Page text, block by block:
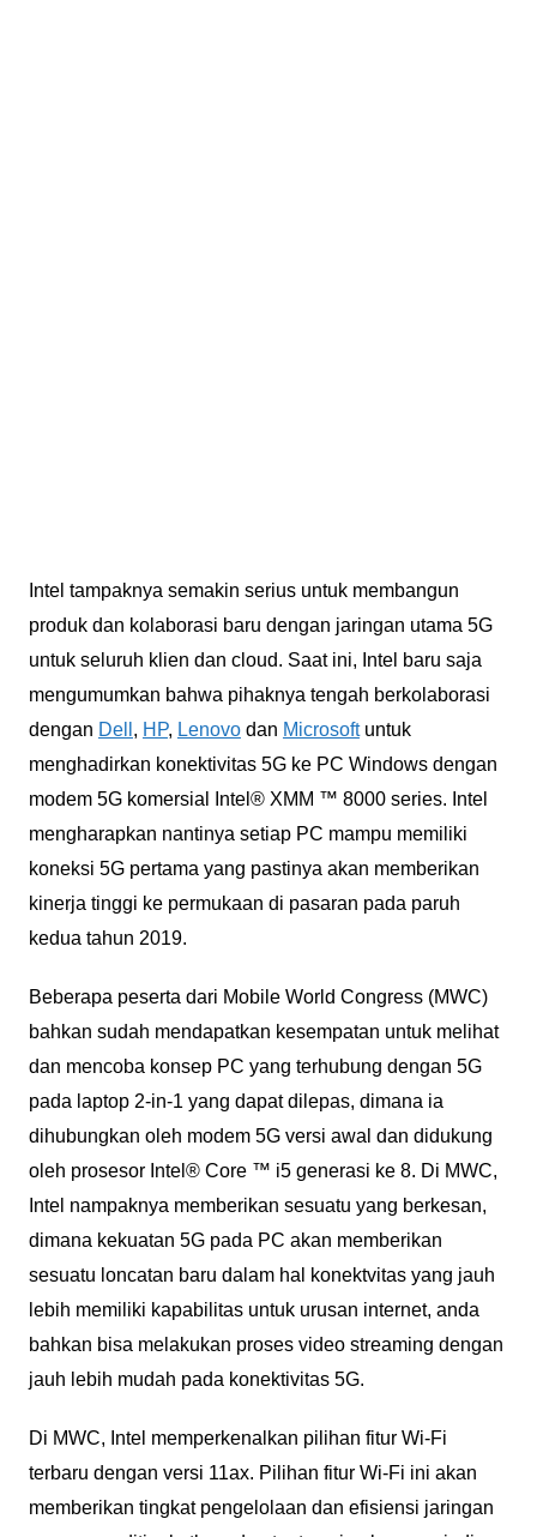
Intel tampaknya semakin serius untuk membangun
produk dan kolaborasi baru dengan jaringan utama 5G
untuk seluruh klien dan cloud. Saat ini, Intel baru saja
mengumumkan bahwa pihaknya tengah berkolaborasi
dengan Dell , HP, Lenovodan Microsoftuntuk
menghadirkan konektivitas 5G ke PC Windows dengan
modem 5G komersial Intel® XMM ™ 8000 series. Intel
mengharapkan nantinya setiap PC mampu memiliki
koneksi 5G pertama yang pastinya akan memberikan
kinerja tinggi ke permukaan di pasaran pada paruh
kedua tahun 2019.
Beberapa peserta dari Mobile World Congress (MWC)
bahkan sudah mendapatkan kesempatan untuk melihat
dan mencoba konsep PC yang terhubung dengan 5G
pada laptop 2-in-1 yang dapat dilepas, dimana ia
dihubungkan oleh modem 5G versi awal dan didukung
oleh prosesor Intel® Core ™ i5 generasi ke 8. Di MWC,
Intel nampaknya memberikan sesuatu yang berkesan,
dimana kekuatan 5G pada PC akan memberikan
sesuatu loncatan baru dalam hal konektvitas yang jauh
lebih memiliki kapabilitas untuk urusan internet, anda
bahkan bisa melakukan proses video streaming dengan
jauh lebih mudah pada konektivitas 5G.
Di MWC, Intel memperkenalkan pilihan fitur Wi-Fi
terbaru dengan versi 11ax. Pilihan fitur Wi-Fi ini akan
memberikan tingkat pengelolaan dan efisiensi jaringan